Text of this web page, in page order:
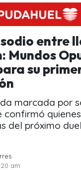
entre
Mundos
su
marcada por
confirmó
del próximo
am